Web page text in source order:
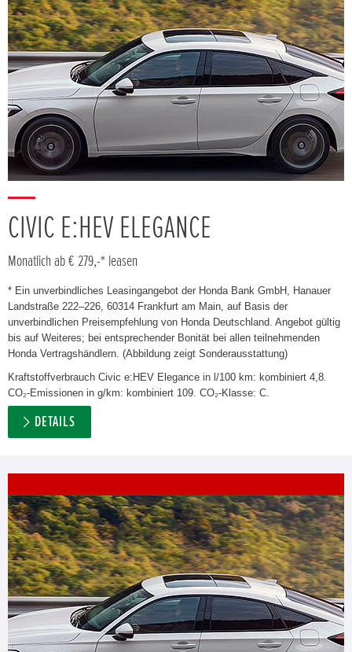
CIVIC E:HEV ELEGANCE
Monatlich ab € 279,-* leasen
* Ein unverbindliches Leasingangebot der Honda Bank GmbH, Hanauer
Landstraße 222–226, 60314 Frankfurt am Main, auf Basis der
unverbindlichen Preisempfehlung von Honda Deutschland. Angebot gültig
bis auf Weiteres; bei entsprechender Bonität bei allen teilnehmenden
Honda Vertragshändlern. (Abbildung zeigt Sonderausstattung)
Kraftstoffverbrauch Civic e:HEV Elegance in l/100 km: kombiniert 4,8.
CO₂-Emissionen in g/km: kombiniert 109. CO₂-Klasse: C.
DETAILS